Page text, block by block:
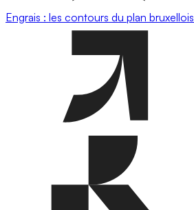
Engrais : les contours du plan bruxellois